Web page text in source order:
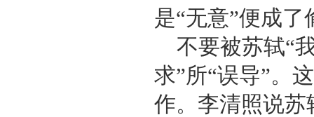
是“无意”便成
不要被苏轼“
求”所“误导”。
作。李清照说苏